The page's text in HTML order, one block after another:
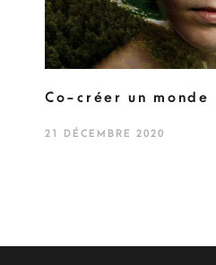
Co-créer un monde
21 DÉCEMBRE 2020